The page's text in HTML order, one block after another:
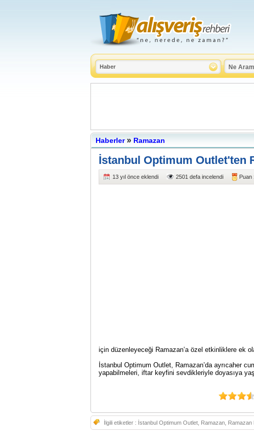
Haberler» Ramazan
İstanbul Optimum Outlet'ten
13 yıl önce eklendi 2501 defa incelendi Puan :
için düzenleyeceği Ramazan’a özel etkinliklere ek
İstanbul Optimum Outlet, Ramazan’da ayrıcaher
yapabilmeleri, iftar keyfini sevdikleriyle doyasıya
İlgili etiketler : İstanbul Optimum Outlet, Ramazan, Ramazan